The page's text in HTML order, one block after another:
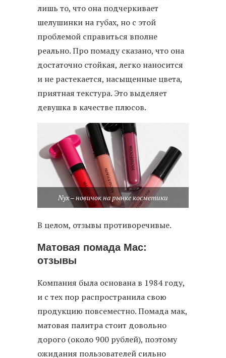
лишь то, что она подчеркивает
шелушинки на губах, но с этой
проблемой справиться вполне
реально. Про помаду сказано, что она
достаточно стойкая, легко наносится
и не растекается, насыщенные цвета,
приятная текстура. Это выделяет
девушка в качестве плюсов.
Nyx – новичок на рынке косметики
В целом, отзывы противоречивые.
Матовая помада Mac:
отзывы
Компания была основана в 1984 году,
и с тех пор распространила свою
продукцию повсеместно. Помада мак,
матовая палитра стоит довольно
дорого (около 900 рублей), поэтому
ожидания пользователей сильно